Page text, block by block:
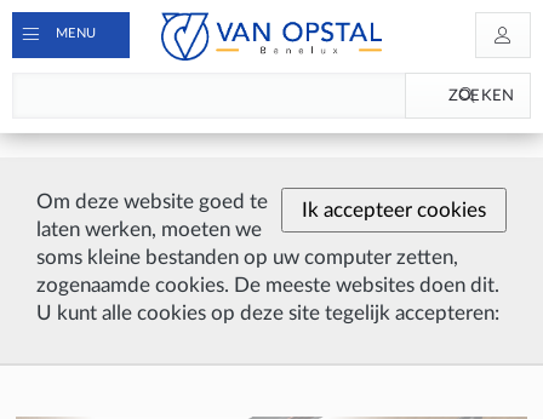
Ik accepteer cookies
Om deze website goed te
laten werken, moeten we
soms kleine bestanden op uw computer zetten,
zogenaamde cookies. De meeste websites doen dit.
U kunt alle cookies op deze site tegelijk accepteren:
MENU
ZOEKEN